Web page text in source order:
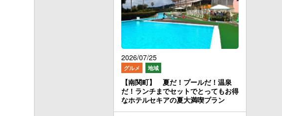
2026/07/25
グルメ 地域
【南関町】 夏だ！プールだ！温泉
だ！ランチまでセットでとってもお得
なホテルセキアの夏大満喫プラン